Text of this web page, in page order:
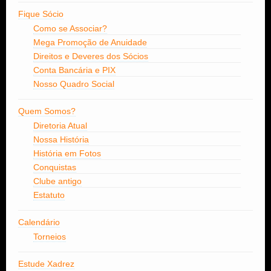
Fique Sócio
Como se Associar?
Mega Promoção de Anuidade
Direitos e Deveres dos Sócios
Conta Bancária e PIX
Nosso Quadro Social
Quem Somos?
Diretoria Atual
Nossa História
História em Fotos
Conquistas
Clube antigo
Estatuto
Calendário
Torneios
Estude Xadrez